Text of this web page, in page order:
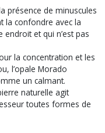
présence de minuscules
la confondre avec la
et qui n’est pas
la concentration et les
l’opale Morado
un calmant.
naturelle agit
toutes formes de